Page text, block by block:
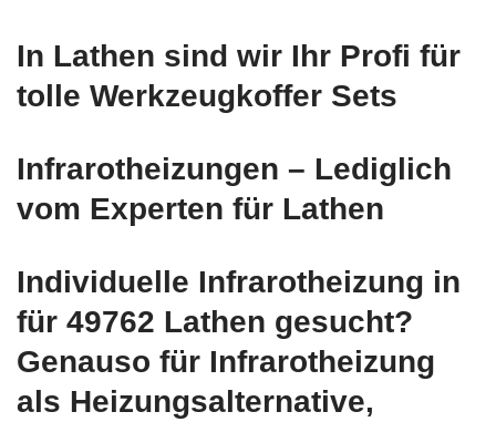
In Lathen sind wir Ihr Profi für
tolle Werkzeugkoffer Sets
Infrarotheizungen – Lediglich
vom Experten für Lathen
Individuelle Infrarotheizung in
für 49762 Lathen gesucht?
Genauso für Infrarotheizung
als Heizungsalternative,